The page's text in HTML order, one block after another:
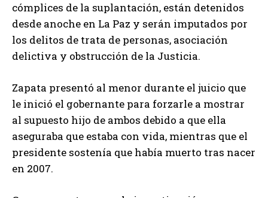
cómplices de la suplantación, están detenidos
desde anoche en La Paz y serán imputados por
los delitos de trata de personas, asociación
delictiva y obstrucción de la Justicia.
Zapata presentó al menor durante el juicio que
le inició el gobernante para forzarle a mostrar
al supuesto hijo de ambos debido a que ella
aseguraba que estaba con vida, mientras que el
presidente sostenía que había muerto tras nacer
en 2007.